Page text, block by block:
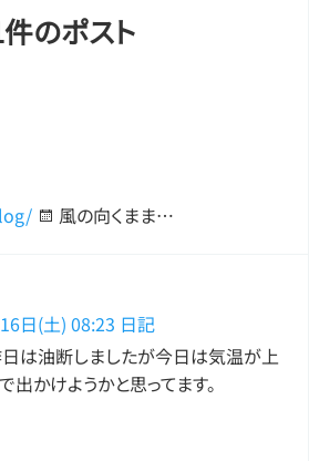
のポスト
風の向くまま…
日(土) 08:23 日記
日は油断しましたが今日は気温が上
かけようかと思ってます。